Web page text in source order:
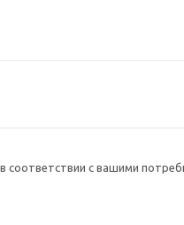
соответствии с вашими